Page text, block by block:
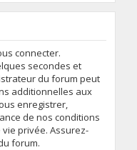
connecter.
secondes et
du forum peut
additionnelles aux
enregistrer,
de nos conditions
privée. Assurez-
forum.